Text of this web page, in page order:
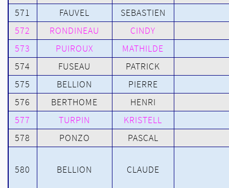
571
FAUVEL
SEBASTIEN
572
RONDINEAU
CINDY
573
PUIROUX
MATHILDE
574
FUSEAU
PATRICK
575
BELLION
PIERRE
576
BERTHOME
HENRI
577
TURPIN
KRISTELL
578
PONZO PASCAL
580 BELLION CLAUDE